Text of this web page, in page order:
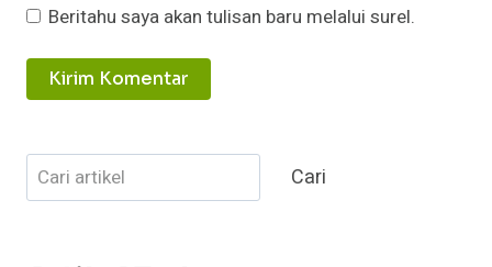
Beritahu saya akan tulisan baru melalui surel.
Cari Cari